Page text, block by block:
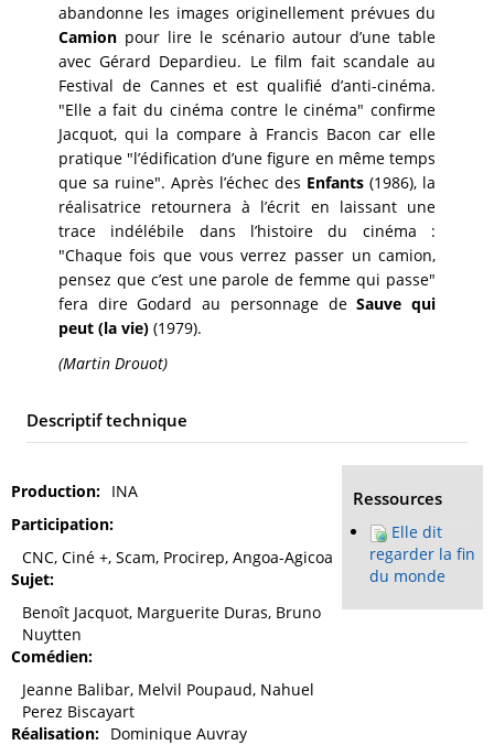
abandonne les images originellement prévues du
Camionpour lire le scénario autour d’une table
avec Gérard Depardieu. Le film fait scandale au
Festival de Cannes et est qualifié d’anti-cinéma.
"Elle a fait du cinéma contre le cinéma" confirme
Jacquot, qui la compare à Francis Bacon car elle
pratique "l’édification d’une figure en même temps
que sa ruine". Après l’échec des Enfants (1986), la
réalisatrice retournera à l’écrit en laissant une
trace indélébile dans l’histoire du cinéma :
"Chaque fois que vous verrez passer un camion,
pensez que c’est une parole de femme qui passe"
fera dire Godard au personnage deSauve qui
peut (la vie)(1979).
(Martin Drouot)
Descriptif technique
Production
INA
Participation
CNC, Ciné +, Scam, Procirep, Angoa-Agicoa
Sujet
Benoît Jacquot, Marguerite Duras, Bruno
Nuytten
Comédien
Jeanne Balibar, Melvil Poupaud, Nahuel
Perez Biscayart
Réalisation
Dominique Auvray
Ressources
Elle dit
regarder la fin
du monde